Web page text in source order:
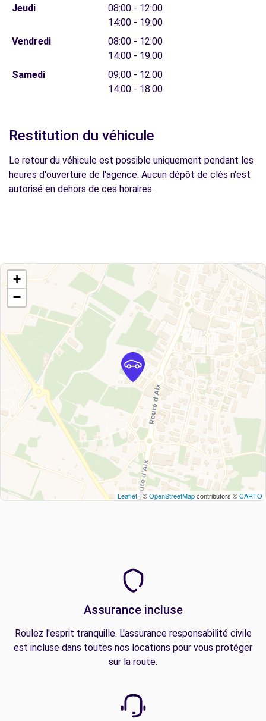
Jeudi
08:00 - 12:00
14:00 - 19:00
Vendredi
08:00 - 12:00
14:00 - 19:00
Samedi
09:00 - 12:00
14:00 - 18:00
Restitution du véhicule
Le retour du véhicule est possible uniquement pendant les
heures d'ouverture de l'agence. Aucun dépôt de clés n'est
autorisé en dehors de ces horaires.
+
−
Leaflet| ©OpenStreetMapcontributors ©CARTO
Assurance incluse
Roulez l'esprit tranquille. L'assurance responsabilité civile
est incluse dans toutes nos locations pour vous protéger
sur la route.